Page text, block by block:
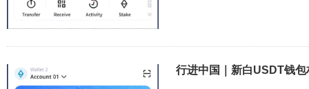
行进中国｜新白USDT钱包